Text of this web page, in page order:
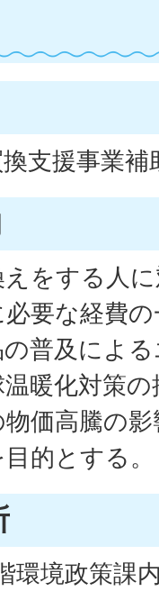
支援事業補
をする人
要な経費
普及によ
暖化対策
価高騰の
的とする。
環境政策課